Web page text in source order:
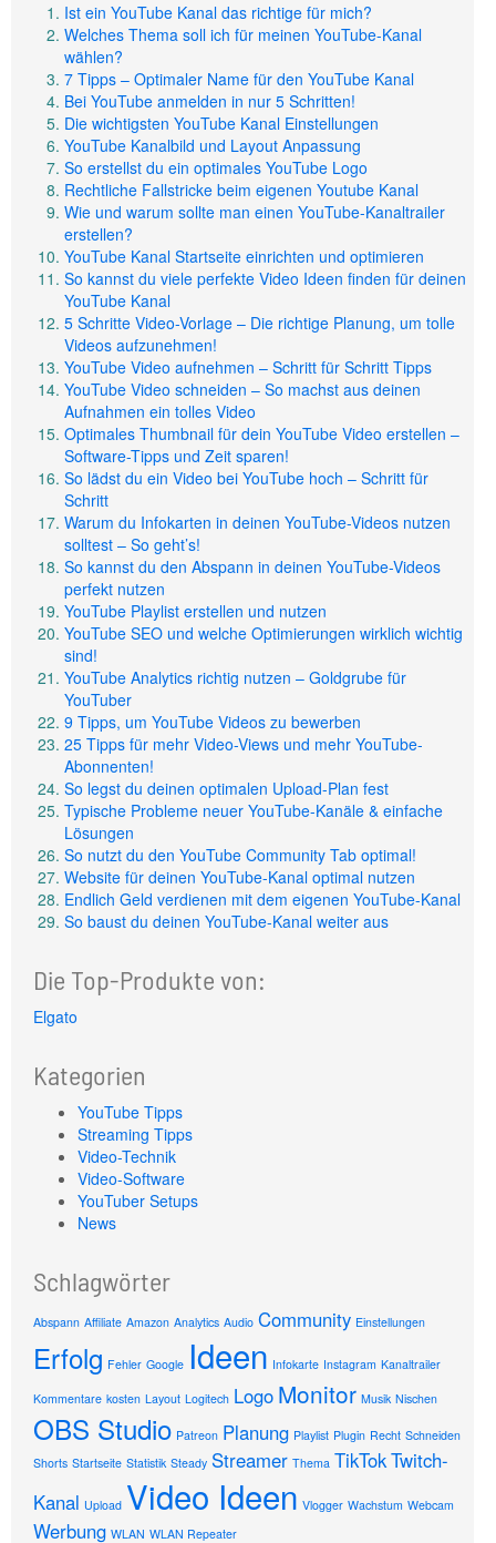
Ist ein YouTube Kanal das richtige für mich?
Welches Thema soll ich für meinen YouTube-Kanal
wählen?
7 Tipps – Optimaler Name für den YouTube Kanal
Bei YouTube anmelden in nur 5 Schritten!
Die wichtigsten YouTube Kanal Einstellungen
YouTube Kanalbild und Layout Anpassung
So erstellst du ein optimales YouTube Logo
Rechtliche Fallstricke beim eigenen Youtube Kanal
Wie und warum sollte man einen YouTube-Kanaltrailer
erstellen?
YouTube Kanal Startseite einrichten und optimieren
So kannst du viele perfekte Video Ideen finden für deinen
YouTube Kanal
5 Schritte Video-Vorlage – Die richtige Planung, um tolle
Videos aufzunehmen!
YouTube Video aufnehmen – Schritt für Schritt Tipps
YouTube Video schneiden – So machst aus deinen
Aufnahmen ein tolles Video
Optimales Thumbnail für dein YouTube Video erstellen –
Software-Tipps und Zeit sparen!
So lädst du ein Video bei YouTube hoch – Schritt für
Schritt
Warum du Infokarten in deinen YouTube-Videos nutzen
solltest – So geht’s!
So kannst du den Abspann in deinen YouTube-Videos
perfekt nutzen
YouTube Playlist erstellen und nutzen
YouTube SEO und welche Optimierungen wirklich wichtig
sind!
YouTube Analytics richtig nutzen – Goldgrube für
YouTuber
9 Tipps, um YouTube Videos zu bewerben
25 Tipps für mehr Video-Views und mehr YouTube-
Abonnenten!
So legst du deinen optimalen Upload-Plan fest
Typische Probleme neuer YouTube-Kanäle & einfache
Lösungen
So nutzt du den YouTube Community Tab optimal!
Website für deinen YouTube-Kanal optimal nutzen
Endlich Geld verdienen mit dem eigenen YouTube-Kanal
So baust du deinen YouTube-Kanal weiter aus
Die Top-Produkte von:
Elgato
Kategorien
YouTube Tipps
Streaming Tipps
Video-Technik
Video-Software
YouTuber Setups
News
Schlagwörter
Abspann Affiliate Amazon Analytics Audio Community Einstellungen
Erfolg Fehler Google Ideen Infokarte Instagram Kanaltrailer
Kommentare kosten Layout Logitech Logo Monitor Musik Nischen
OBS Studio Patreon Planung Playlist Plugin Recht Schneiden
Shorts Startseite Statistik Steady Streamer Thema TikTokTwitch-
Kanal Upload Video Ideen Vlogger Wachstum Webcam
Werbung WLAN WLAN Repeater